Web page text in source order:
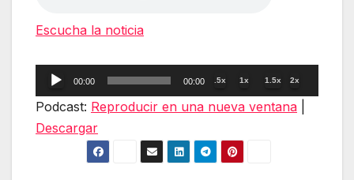
Escucha la noticia
Reproductor
de
00:00 00:00 .5x 1x 1.5x 2x
Podcast: Reproducir en una nueva ventana
Descargar